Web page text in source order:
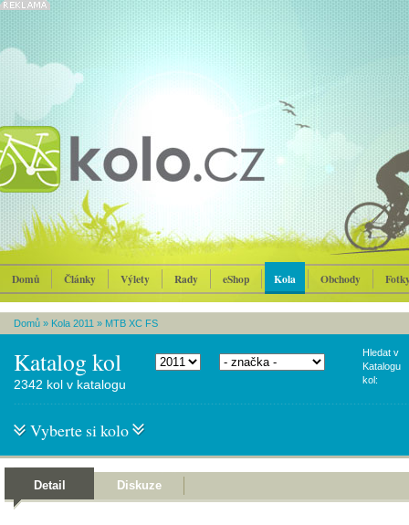
Domů Články Výlety Rady eShop Kola Obchody
Domů » Kola 2011 » MTB XC FS
Katalog kol
Hledat v
Katalogu
kol:
2342 kol v katalogu
Vyberte si kolo
Detail Diskuze